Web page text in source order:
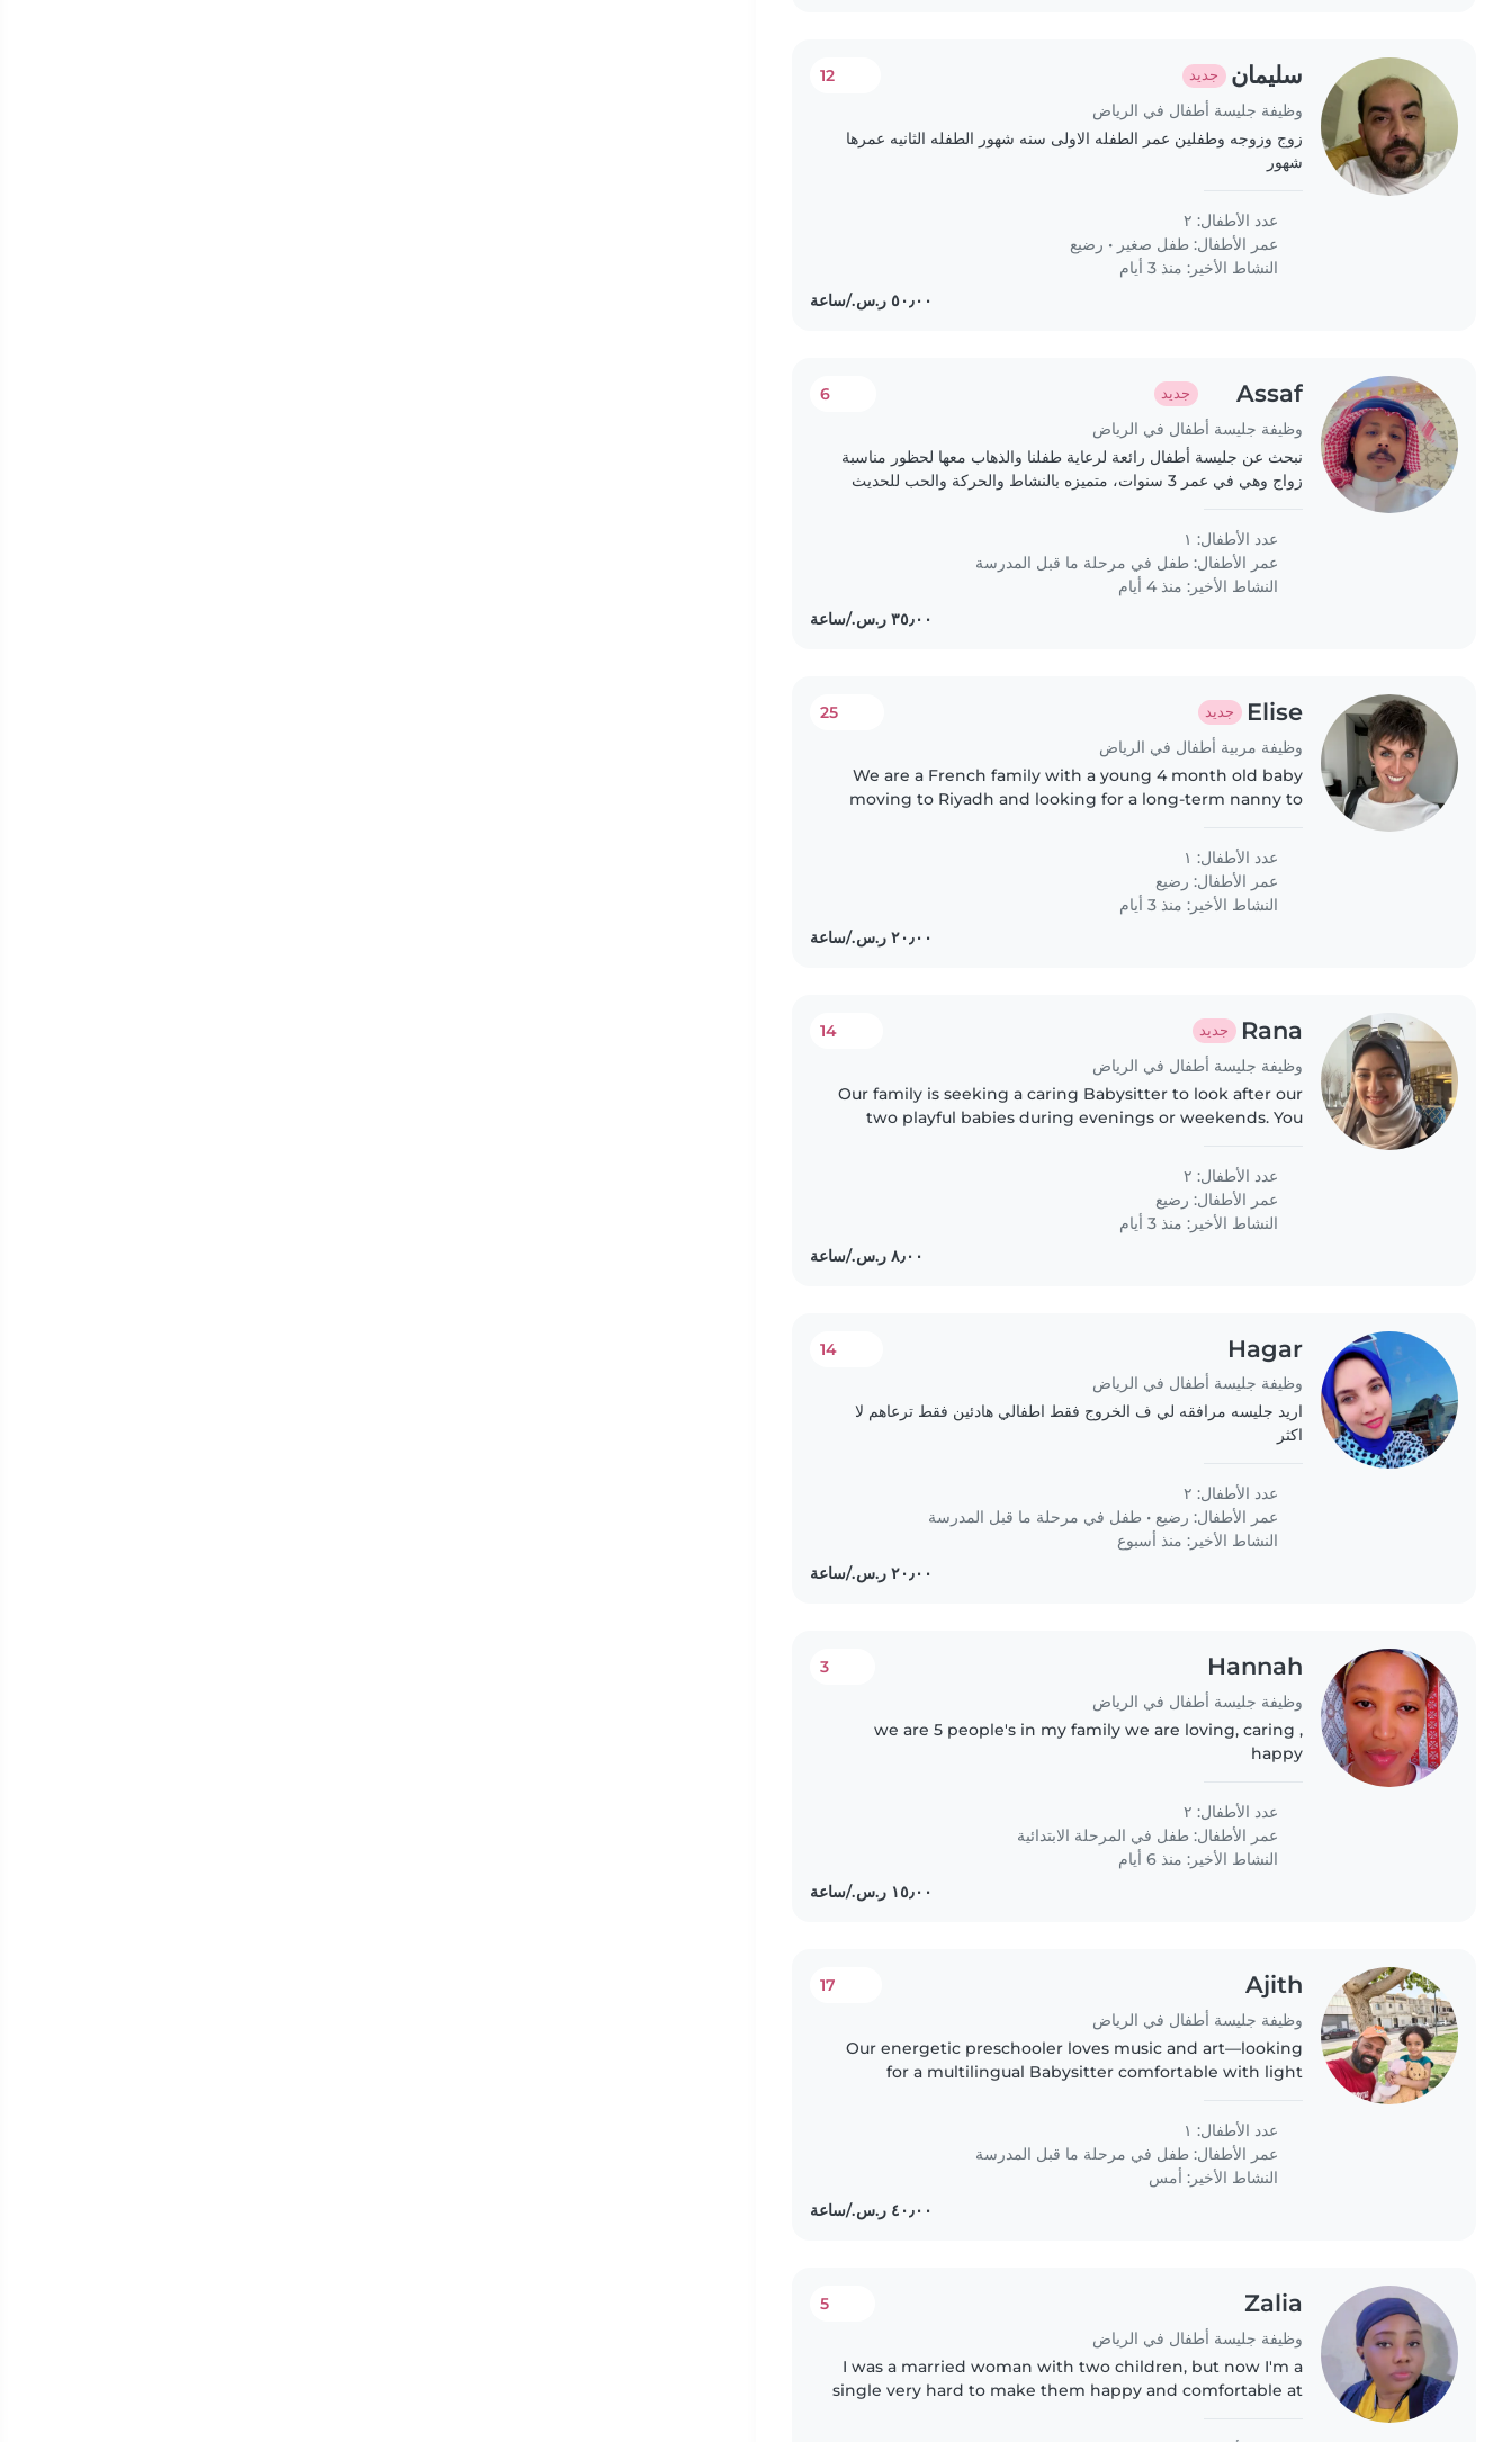
سليمان جديد
وظيفة جليسة أطفال في الرياض
12
زوج وزوجه وطفلين عمر الطفله الاولى سنه شهور الطفله الثانيه عمرها
شهور
عدد الأطفال: ٢
عمر الأطفال: طفل صغير • رضيع
النشاط الأخير: منذ 3 أيام
Assaf جديد
وظيفة جليسة أطفال في الرياض
6
نبحث عن جليسة أطفال رائعة لرعاية طفلنا والذهاب معها لحظور مناسبة
زواج وهي في عمر 3 سنوات، متميزه بالنشاط والحركة والحب للحديث
عدد الأطفال: ١
عمر الأطفال: طفل في مرحلة ما قبل المدرسة
النشاط الأخير: منذ 4 أيام
Elise جديد
وظيفة مربية أطفال في الرياض
25
We are a French family with a young 4 month old baby
moving to Riyadh and looking for a long-term nanny to
عدد الأطفال: ١
عمر الأطفال: رضيع
النشاط الأخير: منذ 3 أيام
Rana جديد
وظيفة جليسة أطفال في الرياض
14
Our family is seeking a caring Babysitter to look after our
two playful babies during evenings or weekends. You
and speak Arabic..
عدد الأطفال: ٢
عمر الأطفال: رضيع
النشاط الأخير: منذ 3 أيام
Hagar
وظيفة جليسة أطفال في الرياض
14
اريد جليسه مرافقه لي ف الخروج فقط اطفالي هادئين فقط ترعاهم لا
اكثر
عدد الأطفال: ٢
عمر الأطفال: رضيع • طفل في مرحلة ما قبل المدرسة
النشاط الأخير: منذ أسبوع
Hannah
وظيفة جليسة أطفال في الرياض
3
we are 5 people's in my family we are loving, caring ,
happy
عدد الأطفال: ٢
عمر الأطفال: طفل في المرحلة الابتدائية
النشاط الأخير: منذ 6 أيام
Ajith
وظيفة جليسة أطفال في الرياض
17
Our energetic preschooler loves music and art—looking
for a multilingual Babysitter comfortable with light
عدد الأطفال: ١
عمر الأطفال: طفل في مرحلة ما قبل المدرسة
النشاط الأخير: أمس
Zalia
وظيفة جليسة أطفال في الرياض
5
I was a married woman with two children, but now I'm a
single very hard to make them happy and comfortable at
cleaning.